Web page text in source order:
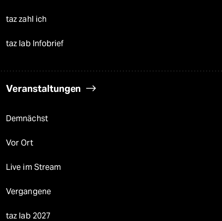
taz zahl ich
taz lab Infobrief
Veranstaltungen
Demnächst
Vor Ort
Live im Stream
Vergangene
taz lab 2027